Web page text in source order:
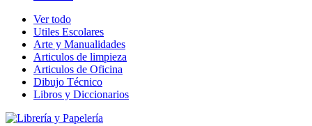
Ver todo
Utiles Escolares
Arte y Manualidades
Articulos de limpieza
Articulos de Oficina
Dibujo Técnico
Libros y Diccionarios